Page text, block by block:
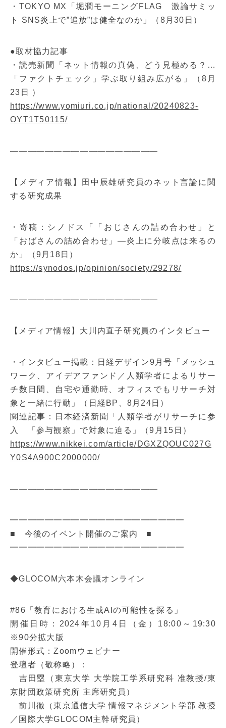
・TOKYO MX「堀潤モーニングFLAG 激論サミッ
ト SNS炎上で”追放”は健全なのか」（8月30日）
●取材協力記事
・読売新聞「ネット情報の真偽、どう見極める？…
「ファクトチェック」学ぶ取り組み広がる」（8月
23日 ）
https://www.yomiuri.co.jp/national/20240823-
OYT1T50115/
—————————————————
【メディア情報】田中辰雄研究員のネット言論に関
する研究成果
・寄稿：シノドス「「おじさんの詰め合わせ」と
「おばさんの詰め合わせ」―炎上に分岐点は来るの
か」（9月18日）
https://synodos.jp/opinion/society/29278/
—————————————————
【メディア情報】大川内直子研究員のインタビュー
・インタビュー掲載：日経デザイン9月号「メッシュ
ワーク、アイデアファンド／人類学者によるリサー
チ数日間、自宅や通勤時、オフィスでもリサーチ対
象と一緒に行動」（日経BP、8月24日）
関連記事：日本経済新聞「人類学者がリサーチに参
入 「参与観察」で対象に迫る」（9月15日）
https://www.nikkei.com/article/DGXZQOUC027G
Y0S4A900C2000000/
—————————————————
━━━━━━━━━━━━━━━━━━━━
■ 今後のイベント開催のご案内 ■
━━━━━━━━━━━━━━━━━━━━
◆GLOCOM六本木会議オンライン
#86「教育における生成AIの可能性を探る」
開催日時：2024年10月4日（金）18:00～19:30
※90分拡大版
開催形式：Zoomウェビナー
登壇者（敬称略）：
吉田塁（東京大学 大学院工学系研究科 准教授/東
京財団政策研究所 主席研究員）
前川徹（東京通信大学 情報マネジメント学部 教授
／国際大学GLOCOM主幹研究員）